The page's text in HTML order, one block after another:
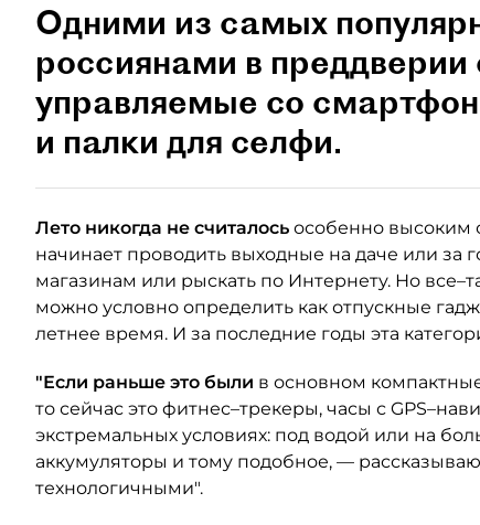
Одними из самых
россиянами в преддверии
управляемые со
и палки для селфи.
Лето никогда не считалось особенно высоким
начинает проводить выходные на даче или за
магазинам или рыскать по Интернету. Но
можно условно определить как отпускные
летнее время. И за последние годы эта
"Если раньше это были в основном
то сейчас это фитнес–трекеры, часы с
экстремальных условиях: под водой или на
аккумуляторы и тому подобное, —
технологичными".